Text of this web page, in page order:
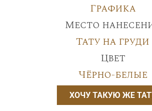
Графика
Место
Тату на груди
Цвет
Чёрно-белые
ХОЧУ ТАКУЮ ЖЕ